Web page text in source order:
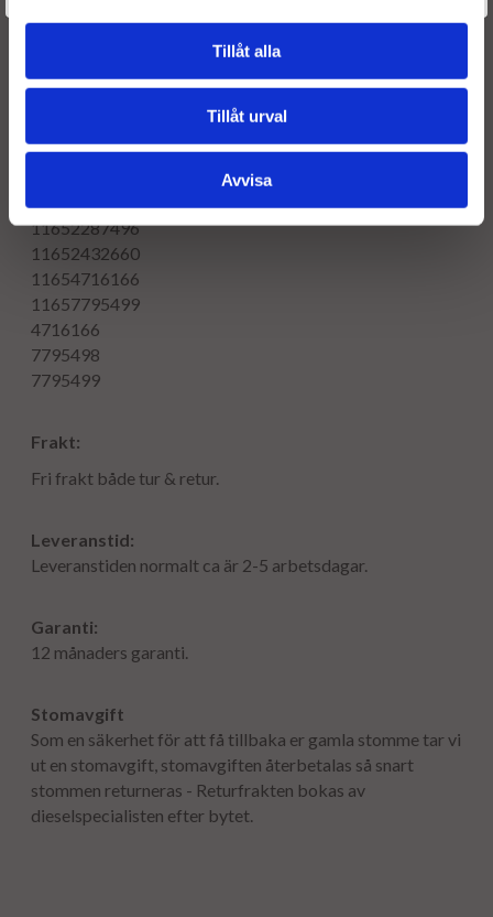
Tillåt alla
Tillåt urval
Avvisa
7795498J09
7795499
7795499K10
11652287496
11652432660
11654716166
11657795499
4716166
7795498
7795499
Frakt:
Fri frakt både tur & retur.
Leveranstid:
Leveranstiden normalt ca är 2-5 arbetsdagar.
Garanti:
12 månaders garanti.
Stomavgift
Som en säkerhet för att få tillbaka er gamla stomme tar vi
ut en stomavgift, stomavgiften återbetalas så snart
stommen returneras - Returfrakten bokas av
dieselspecialisten efter bytet.